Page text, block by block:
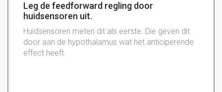
Leg de feedforward regling door
huidsensoren uit.
Huidsensoren meten dit als eerste. Die geven dit
door aan de hypothalamus wat het anticiperende
effect heeft.